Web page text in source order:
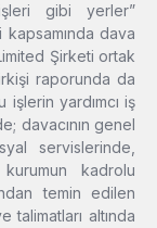
gibi yerler”
kapsamında dava
Şirketi ortak
raporunda da
yardımcı iş
davacının genel
servislerinde,
kadrolu
temin edilen
altında